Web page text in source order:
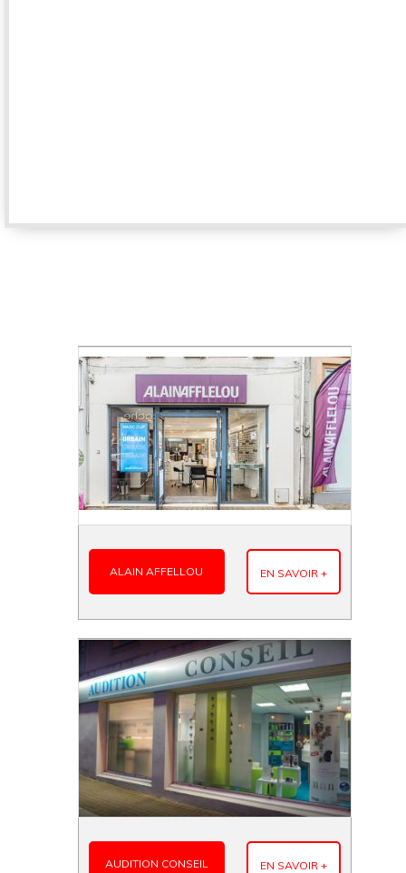
ALAIN AFFELLOU EN SAVOIR +
AUDITION CONSEIL EN SAVOIR +